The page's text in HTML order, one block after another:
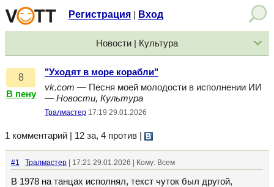
Регистрация Вход
Новости | Культура
8
В пену
"Уходят в море корабли"
vk.com — Песня моей молодости в исполнении ИИ
— Новости, Культура
Тралмастер 17:19 29.01.2026
1 комментарий | 12 за, 4 против
#1 Тралмастер | 17:21 29.01.2026 | Кому: Всем
В 1978 на танцах исполнял, текст чуток был другой,